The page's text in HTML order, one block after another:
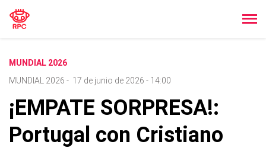
MUNDIAL 2026
MUNDIAL 2026 - 17 de junio de 2026 - 14:00
¡EMPATE SORPRESA!:
Portugal con Cristiano